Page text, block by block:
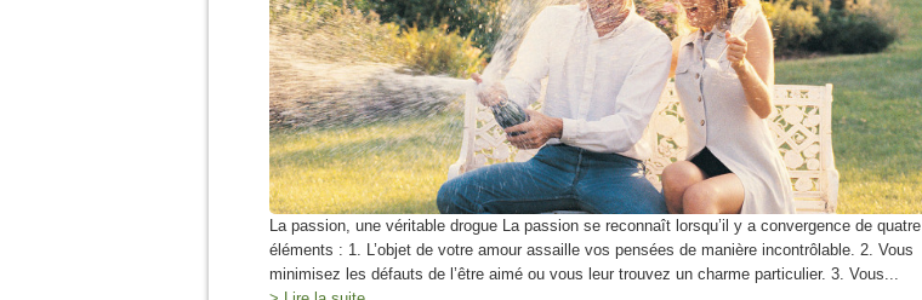
La passion, une véritable drogue La passion se reconnaît lorsqu’il y a convergence de quatre
éléments : 1. L’objet de votre amour assaille vos pensées de manière incontrôlable. 2. Vous
minimisez les défauts de l’être aimé ou vous leur trouvez un charme particulier. 3. Vous...